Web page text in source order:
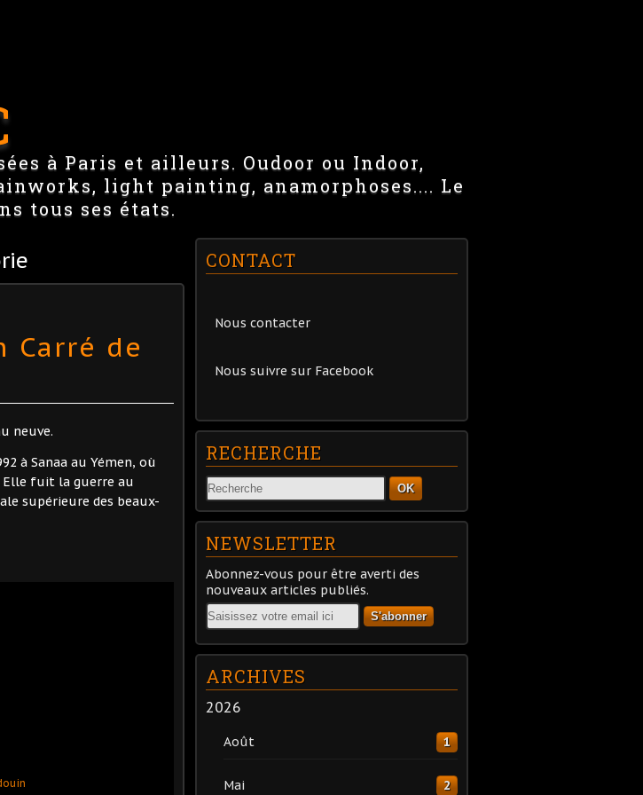
à Paris et ailleurs. Oudoor ou Indoor,
light painting, anamorphoses.... Le
tous ses états.
Carré de
neuve.
à Sanaa au Yémen, où
Elle fuit la guerre au
supérieure des beaux-
CONTACT
Nous contacter
Nous suivre sur Facebook
RECHERCHE
OK
NEWSLETTER
Abonnez-vous pour être averti des
nouveaux articles publiés.
Email
ARCHIVES
2026
Août 1
Mai 2